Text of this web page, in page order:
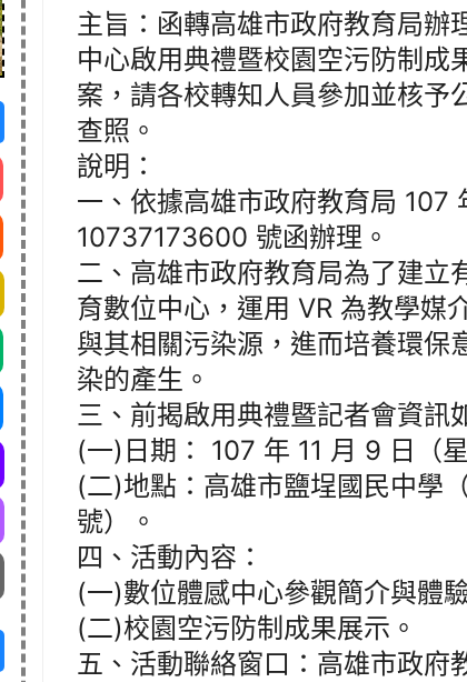
主旨：函轉高雄市政府教育局辦
中心啟用典禮暨校園空污防制成
案，請各校轉知人員參加並核予
查照。
說明：
一、依據高雄市政府教育局 107
10737173600 號函辦理。
二、高雄市政府教育局為了建立
育數位中心，運用 VR 為教學媒
與其相關污染源，進而培養環保
染的產生。
三、前揭啟用典禮暨記者會資訊
(一)日期： 107 年 11 月 9 日（
(二)地點：高雄市鹽埕國民中學
號）。
四、活動內容：
(一)數位體感中心參觀簡介與體
(二)校園空污防制成果展示。
五、活動聯絡窗口：高雄市政府